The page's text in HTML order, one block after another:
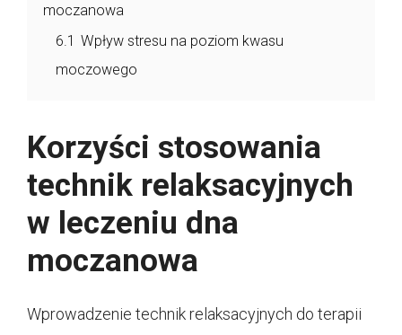
moczanowa
6.1 Wpływ stresu na poziom kwasu
moczowego
Korzyści stosowania
technik relaksacyjnych
w leczeniu dna
moczanowa
Wprowadzenie technik relaksacyjnych do terapii